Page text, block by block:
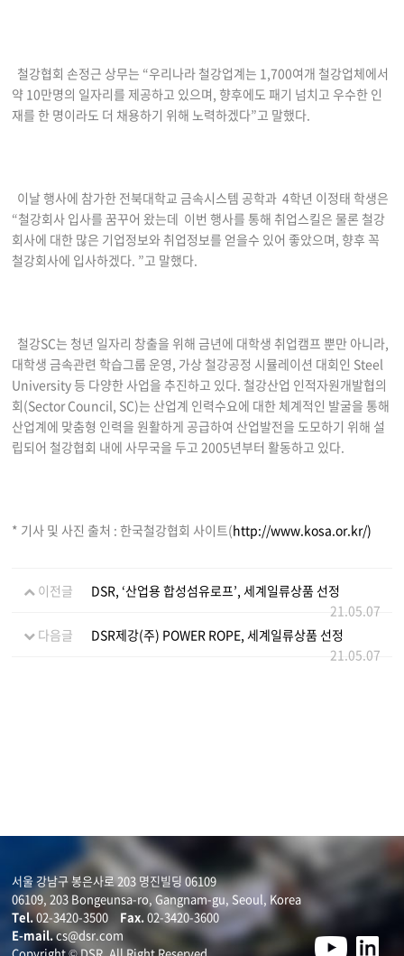
철강협회 손정근 상무는 “우리나라 철강업계는 1,700여개 철강업체에서
약 10만명의 일자리를 제공하고 있으며, 향후에도 패기 넘치고 우수한 인
재를 한 명이라도 더 채용하기 위해 노력하겠다”고 말했다.
이날 행사에 참가한 전북대학교 금속시스템 공학과 4학년 이정태 학생은
“철강회사 입사를 꿈꾸어 왔는데 이번 행사를 통해 취업스킬은 물론 철강
회사에 대한 많은 기업정보와 취업정보를 얻을수 있어 좋았으며, 향후 꼭
철강회사에 입사하겠다. ”고 말했다.
철강SC는 청년 일자리 창출을 위해 금년에 대학생 취업캠프 뿐만 아니라,
대학생 금속관련 학습그룹 운영, 가상 철강공정 시뮬레이션 대회인 Steel
University 등 다양한 사업을 추진하고 있다. 철강산업 인적자원개발협의
회(Sector Council, SC)는 산업계 인력수요에 대한 체계적인 발굴을 통해
산업계에 맞춤형 인력을 원활하게 공급하여 산업발전을 도모하기 위해 설
립되어 철강협회 내에 사무국을 두고 2005년부터 활동하고 있다.​
* 기사 및 사진 출처 : 한국철강협회 사이트(http://www.kosa.or.kr/)
이전글
DSR, ‘산업용 합성섬유로프’, 세계일류상품 선정
21.05.07
다음글
DSR제강(주) POWER ROPE, 세계일류상품 선정
21.05.07
서울 강남구 봉은사로 203 명진빌딩 06109
06109, 203 Bongeunsa-ro, Gangnam-gu, Seoul, Korea
Tel.02-3420-3500 Fax. 02-3420-3600
E-mail.cs@dsr.com
Copyright © DSR. All Right Reserved.